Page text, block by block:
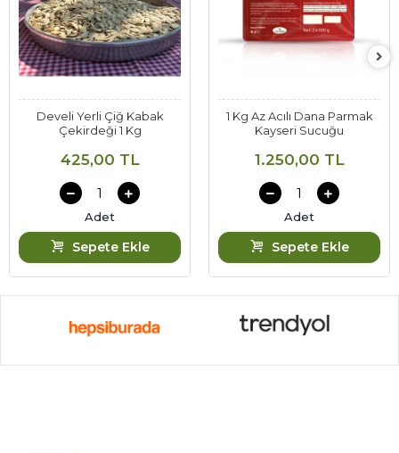
Develi Yerli Çiğ Kabak
Çekirdeği 1 Kg
425,00 TL
Adet
Sepete Ekle
1 Kg Az Acılı Dana Parmak
Kayseri Sucuğu
1.250,00 TL
Adet
Sepete Ekle